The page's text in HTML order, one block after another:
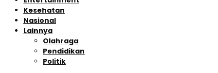
Kesehatan
Nasional
Lainnya
Olahraga
Pendidikan
Politik